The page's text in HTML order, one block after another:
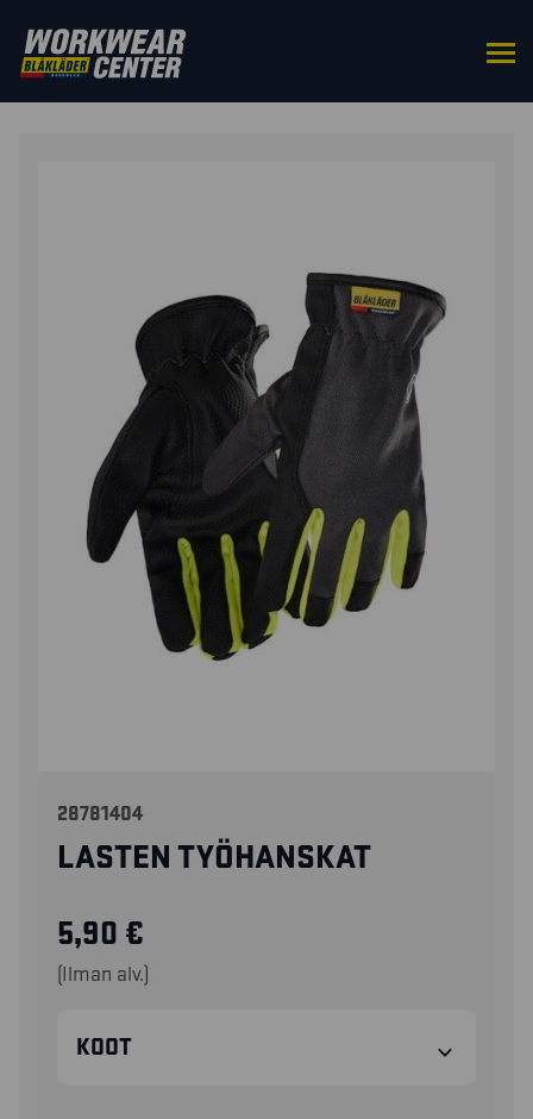
ETUSIVU/HANSKAT
28781404
LASTEN TYÖHANSKAT
5,90 €
(Ilman alv.)
KOOT